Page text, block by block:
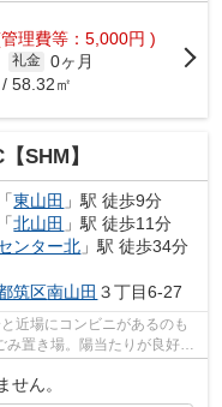
理費等：5,000円 )
礼金 0ヶ月
58.32㎡
SHM】
「東山田 」駅 徒歩9分
「北山田 」駅 徒歩11分
ンター北 」駅 徒歩34分
筑区南山田 ３丁目6-27
近場にコンビニがあるのも
置き場。陽当たりが良好な
せん。